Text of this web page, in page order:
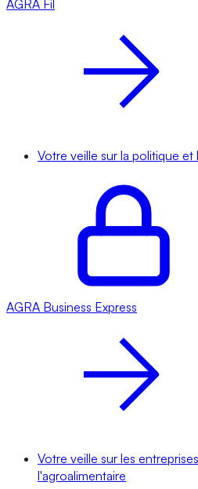
AGRA Fil
Votre veille sur la politique
AGRA Business Express
Votre veille sur les
l'agroalimentaire